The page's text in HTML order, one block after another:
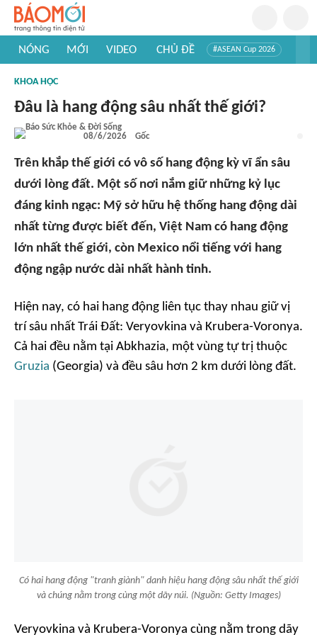
NÓNG MỚI VIDEO CHỦ ĐỀ #ASEAN Cup 2026
#Khám phá thế giới
KHOA HỌC
Đâu là hang động sâu nhất thế giới?
08/6/2026 Gốc
Trên khắp thế giới có vô số hang động kỳ vĩ ẩn sâu
dưới lòng đất. Một số nơi nắm giữ những kỷ lục
đáng kinh ngạc: Mỹ sở hữu hệ thống hang động dài
nhất từng được biết đến, Việt Nam có hang động
lớn nhất thế giới, còn Mexico nổi tiếng với hang
động ngập nước dài nhất hành tinh.
Hiện nay, có hai hang động liên tục thay nhau giữ vị
trí sâu nhất Trái Đất: Veryovkina và Krubera-Voronya.
Cả hai đều nằm tại Abkhazia, một vùng tự trị thuộc
Gruzia (Georgia) và đều sâu hơn 2 km dưới lòng đất.
Có hai hang động "tranh giành" danh hiệu hang động sâu nhất thế giới
và chúng nằm trong cùng một dãy núi. (Nguồn: Getty Images)
Veryovkina và Krubera-Voronya cùng nằm trong dãy